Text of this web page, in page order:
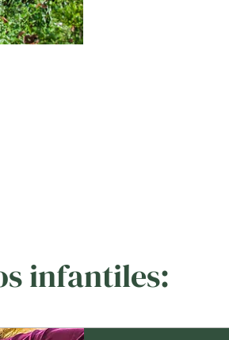
infantiles: